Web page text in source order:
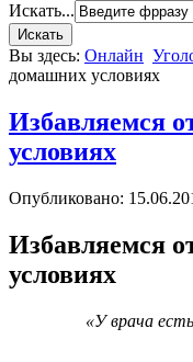
Искать...
Вы здесь: Онлайн
домашних условиях
Избавляемся
условиях
Опубликовано:
Избавляемся
условиях
«У врача